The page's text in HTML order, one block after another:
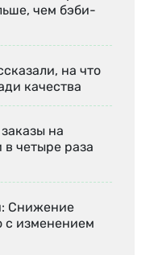
чем бэби-
на что
качества
на
четыре раза
Снижение
с изменением